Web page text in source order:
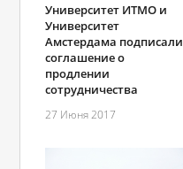
Университет ИТМО и
Университет
Амстердама подписали
соглашение о
продлении
сотрудничества
27 Июня 2017